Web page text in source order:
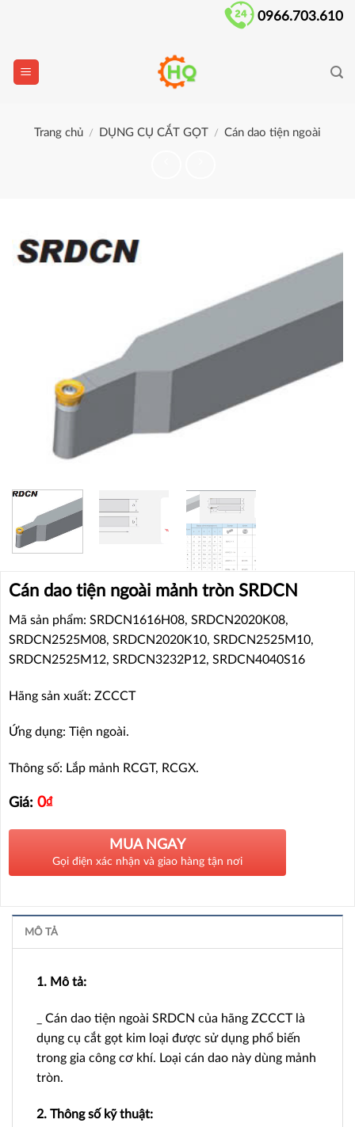
0966.703.610
Trang chủ / DỤNG CỤ CẮT GỌT / Cán dao tiện ngoài
Cán dao tiện ngoài mảnh tròn SRDCN
Mã sản phẩm: SRDCN1616H08, SRDCN2020K08,
SRDCN2525M08, SRDCN2020K10, SRDCN2525M10,
SRDCN2525M12, SRDCN3232P12, SRDCN4040S16
Hãng sản xuất: ZCCCT
Ứng dụng: Tiện ngoài.
Thông số: Lắp mảnh RCGT, RCGX.
Giá: 0₫
MUA NGAY
Gọi điện xác nhận và giao hàng tận nơi
MÔ TẢ
1. Mô tả:
_ Cán dao tiện ngoài SRDCN của hãng ZCCCT là
dụng cụ cắt gọt kim loại được sử dụng phổ biến
trong gia công cơ khí. Loại cán dao này dùng mảnh
tròn.
2. Thông số kỹ thuật: